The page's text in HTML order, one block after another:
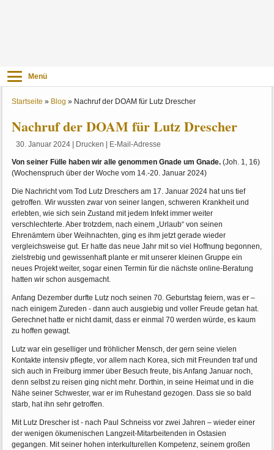
Menü
Startseite » Blog » Nachruf der DOAM für Lutz Drescher
Nachruf der DOAM für Lutz Drescher
30. Januar 2024 Drucken E-Mail-Adresse
Von seiner Fülle haben wir alle genommen Gnade um Gnade. (Joh. 1, 16)
(Wochenspruch über der Woche vom 14.-20. Januar 2024)
Die Nachricht vom Tod Lutz Dreschers am 17. Januar 2024 hat uns tief
getroffen. Wir wussten zwar von seiner langen, schweren Krankheit und
erlebten, wie sich sein Zustand mit jedem Infekt immer weiter
verschlechterte. Aber trotzdem, nach einem „Urlaub“ von seinen
Ehrenämtern über Weihnachten, ging es ihm jetzt gerade wieder
vergleichsweise gut. Er hatte das neue Jahr mit so viel Hoffnung begonnen,
zielstrebig und gewissenhaft plante er mit unserer kleinen Gruppe ein
neues Projekt weiter, sogar einen Termin für die nächste online-Beratung
hatten wir schon ausgemacht.
Anfang Dezember durfte Lutz noch seinen 70. Geburtstag feiern, was er –
nach einigem Zureden - dann auch ausgiebig und voller Freude getan hat.
Gerechnet hatte er nicht damit, dass er einmal 70 werden würde, es kaum
zu hoffen gewagt.
Lutz war ein geselliger und fröhlicher Mensch, der gern seine vielen
Kontakte intensiv pflegte, vor allem nach Korea, sich mit Freunden traf und
sich auch in Freiburg immer über Besuch freute, bis Anfang Januar noch,
denn selbst zu reisen ging nicht mehr. Dorthin, in seine Heimat und in die
Nähe seiner Schwester, war er im Ruhestand gezogen. Dass sie so bald
starb, hat ihn sehr getroffen.
Mit Lutz Drescher ist - nach Paul Schneiss vor zwei Jahren – wieder einer
der wenigen ökumenischen Langzeit-Mitarbeitenden in Ostasien
gegangen. Mit seiner hohen interkulturellen Kompetenz, seinem großen